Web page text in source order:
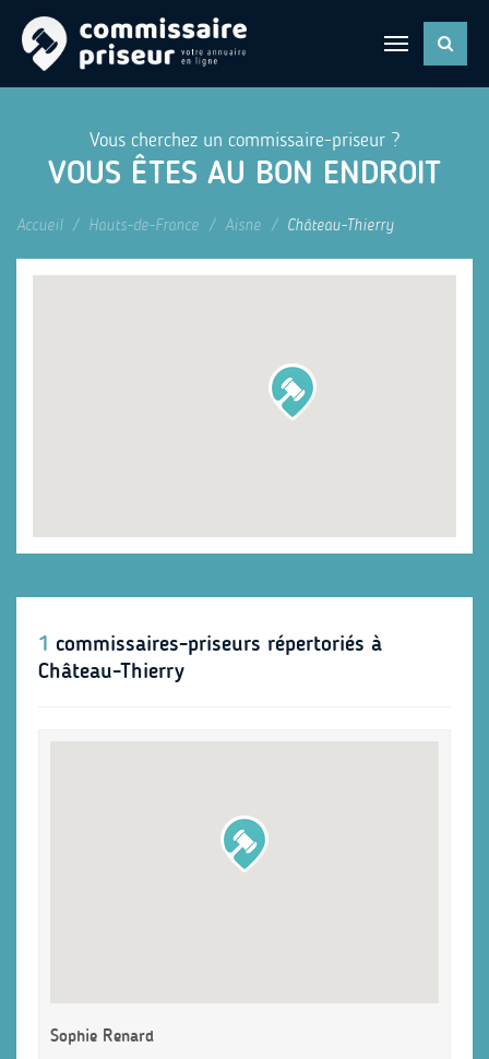
Vous cherchez un commissaire-priseur ?
VOUS ÊTES AU BON ENDROIT
Accueil Hauts-de-France Aisne Château-Thierry
1 commissaires-priseurs répertoriés à
Château-Thierry
Sophie Renard